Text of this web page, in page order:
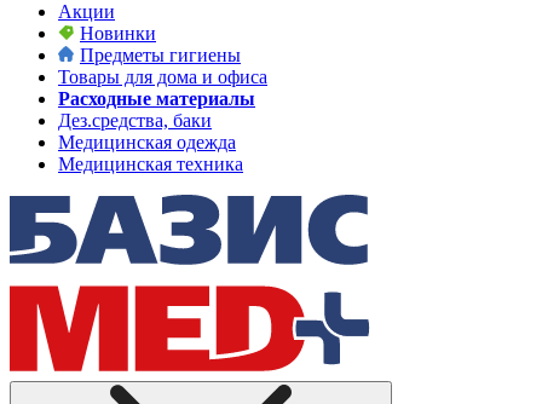
Акции
Новинки
Предметы гигиены
Товары для дома и офиса
Расходные материалы
Дез.средства, баки
Медицинская одежда
Медицинская техника